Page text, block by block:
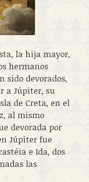
la hija mayor,
hermanos
sido devorados,
a Júpiter, su
de Creta, en el
al mismo
devorada por
Júpiter fue
e Ida, dos
las